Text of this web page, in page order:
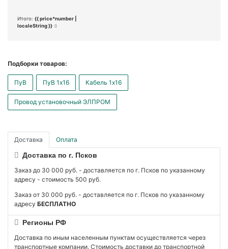
Итого: {{ price*number |
localeString }}
Подборки товаров:
ПуВ ПуВ 1x16 Кабель 1x16
Провод установочный ЭЛПРОМ
Доставка Оплата
Доставка по г. Псков
Заказ до 30 000 руб. - доставляется по г. Псков по указанному
адресу - стоимость 500 руб.
Заказ от 30 000 руб. - доставляется по г. Псков по указанному
адресу БЕСПЛАТНО
Регионы РФ
Доставка по иным населенным пунктам осуществляется через
транспортные компании. Стоимость доставки до транспортной